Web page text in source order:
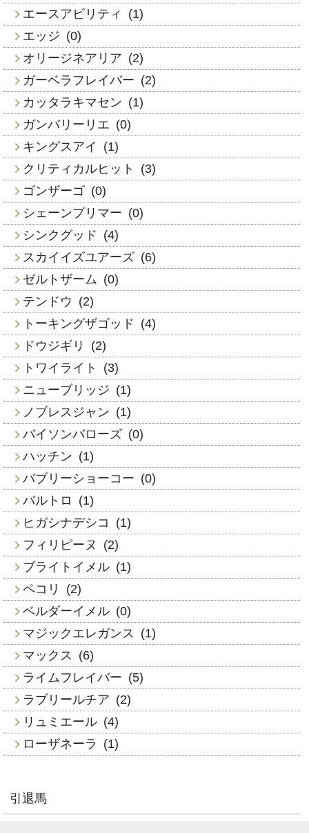
エースアビリティ
(1)
エッジ (0)
オリージネアリア (2)
ガーベラフレイバー (2)
カッタラキマセン (1)
ガンバリーリエ (0)
キングスアイ
(1)
クリティカルヒット
(3)
ゴンザーゴ (0)
シェーンプリマー (0)
シンクグッド (4)
スカイイズユアーズ (6)
ゼルトザーム (0)
テンドウ (2)
トーキングザゴッド (4)
ドウジギリ
(2)
トワイライト
(3)
ニューブリッジ (1)
ノブレスジャン (1)
バイソンバローズ (0)
ハッチン (1)
バブリーショーコー (0)
バルトロ
(1)
ヒガシナデシコ
(1)
フィリピーヌ
(2)
ブライトイメル (1)
ペコリ
(2)
ベルダーイメル (0)
マジックエレガンス
(1)
マックス
(6)
ライムフレイバー (5)
ラブリールチア (2)
リュミエール (4)
ローザネーラ
(1)
引退馬